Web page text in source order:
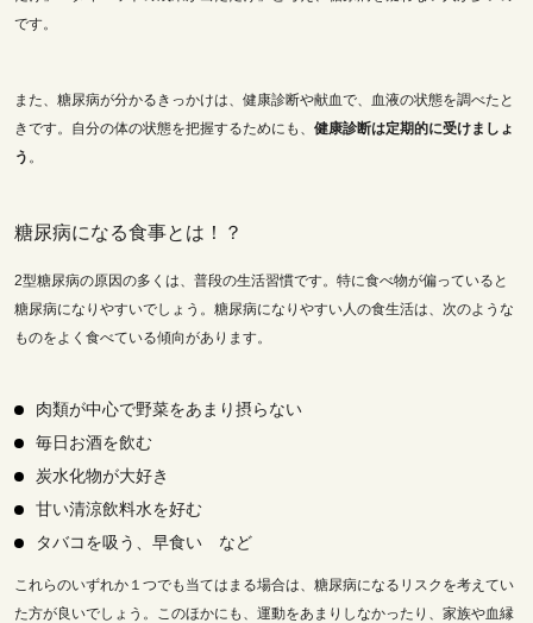
です。
また、糖尿病が分かるきっかけは、健康診断や献血で、血液の状態を調べたと
きです。自分の体の状態を把握するためにも、 健康診断は定期的に受けましょ
う 。
糖尿病になる食事とは！？
2型糖尿病の原因の多くは、普段の生活習慣です。特に食べ物が偏っていると
糖尿病になりやすいでしょう。糖尿病になりやすい人の食生活は、次のような
ものをよく食べている傾向があります。
肉類が中心で野菜をあまり摂らない
毎日お酒を飲む
炭水化物が大好き
甘い清涼飲料水を好む
タバコを吸う、早食い など
これらのいずれか１つでも当てはまる場合は、糖尿病になるリスクを考えてい
た方が良いでしょう。このほかにも、運動をあまりしなかったり、家族や血縁